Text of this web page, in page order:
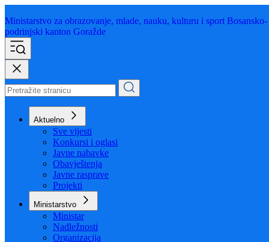
Ministarstvo za obrazovanje,
podrinjski kanton Goražde
Aktuelno
Sve vijesti
Konkursi i oglasi
Javne nabavke
Obavještenja
Javne rasprave
Projekti
Ministarstvo